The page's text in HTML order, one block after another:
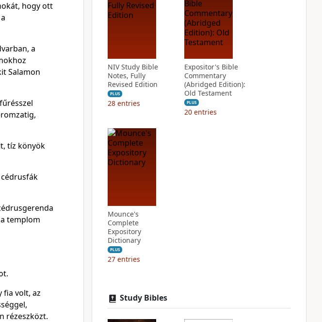
hogy ott
a
Salamon
tíz könyök
templom
fia volt, az
rézeszközt.
NIV Study Bible
Notes, Fully
Revised Edition
PLUS
28 entries
Expositor's Bible
Commentary
(Abridged Edition):
Old Testament
PLUS
20 entries
Mounce's
Complete
Expository
Dictionary
PLUS
27 entries
Study Bibles